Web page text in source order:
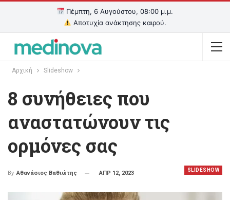
Πέμπτη, 6 Αυγούστου, 08:00 μ.μ.
Αποτυχία ανάκτησης καιρού.
Αρχική Slideshow
8 συνήθειες που
αναστατώνουν τις
ορμόνες σας
SLIDESHOW
By Αθανάσιος Βαθιώτης ΑΠΡ 12, 2023